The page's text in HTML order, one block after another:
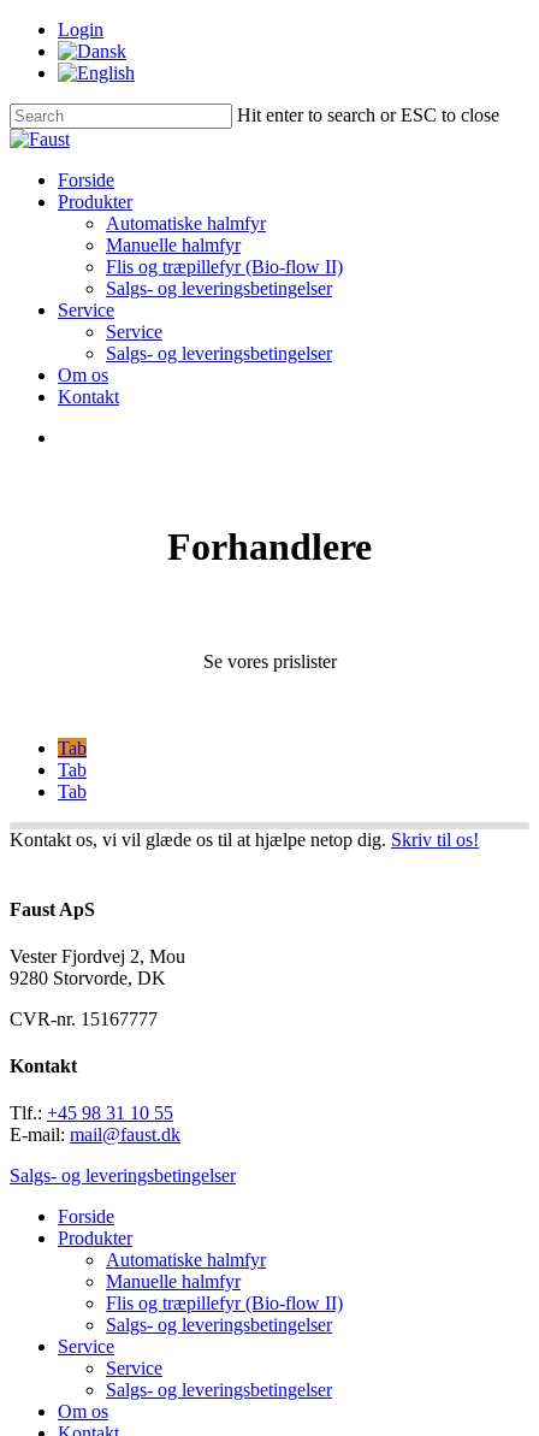
Skip
main
Login
Hit enter to search or ESC to close
Close
Menu
Forside
Produkter
Automatiske halmfyr
Manuelle halmfyr
Flis og træpillefyr (Bio-flow II)
Salgs- og leveringsbetingelser
Service
Service
Salgs- og leveringsbetingelser
Om os
Kontakt
Forhandlere
Se vores prislister
Tab
Tab
Tab
Kontakt os, vi vil glæde os til at hjælpe netop dig. Skriv til os!
Faust ApS
Vester Fjordvej 2, Mou
9280 Storvorde, DK
CVR-nr. 15167777
Kontakt
Tlf.: +45 98 31 10 55
E-mail: mail@faust.dk
Salgs- og leveringsbetingelser
Forside
Produkter
Automatiske halmfyr
Manuelle halmfyr
Flis og træpillefyr (Bio-flow II)
Salgs- og leveringsbetingelser
Service
Service
Salgs- og leveringsbetingelser
Om os